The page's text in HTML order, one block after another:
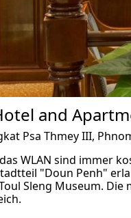
and
Psa Thmey III,
WLAN sind immer
"Doun Penh"
Sleng Museum.